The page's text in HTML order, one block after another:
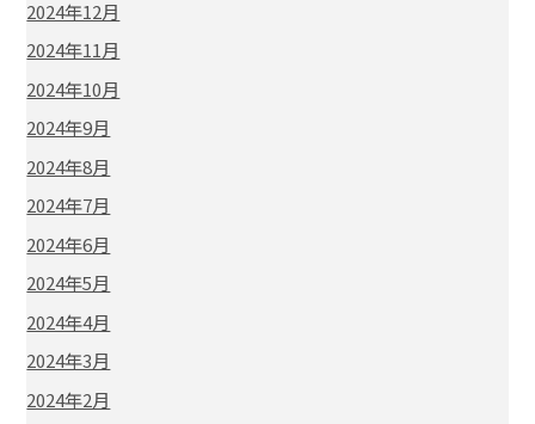
2024年12月
2024年11月
2024年10月
2024年9月
2024年8月
2024年7月
2024年6月
2024年5月
2024年4月
2024年3月
2024年2月